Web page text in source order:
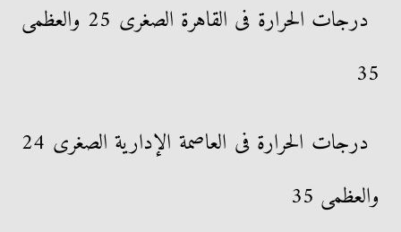
درجات الحرارة فى القاهرة الصغرى 25 والعظمى
35
درجات الحرارة فى العاصمة الإدارية الصغرى 24
والعظمى 35